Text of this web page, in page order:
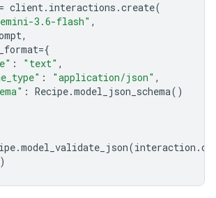
= client. interactions .create(
3.6-flash" ,
,
={
: "text" ,
: "application/json" ,
: Recipe.model_json_schema()
.model_validate_json(interaction .
)